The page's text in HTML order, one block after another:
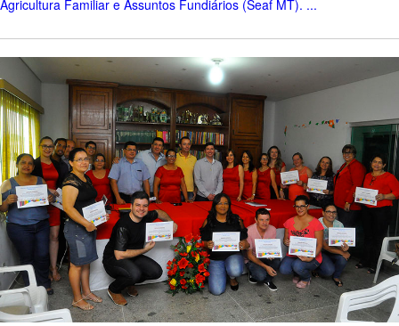
Agricultura Familiar e Assuntos Fundiários (Seaf MT). ...